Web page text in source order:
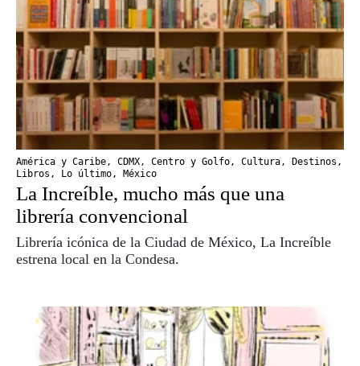
América y Caribe , CDMX , Centro y Golfo , Cultura , Destinos ,
Libros , Lo último , México
La Increíble, mucho más que una
librería convencional
Librería icónica de la Ciudad de México, La Increíble
estrena local en la Condesa.